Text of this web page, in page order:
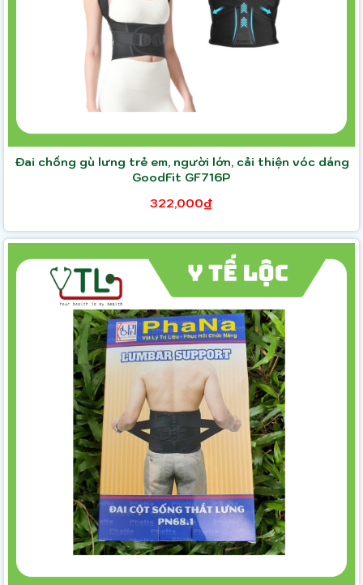
Đai chống gù lưng trẻ em, người lớn, cải thiện vóc dáng
GoodFit GF716P
322,000₫